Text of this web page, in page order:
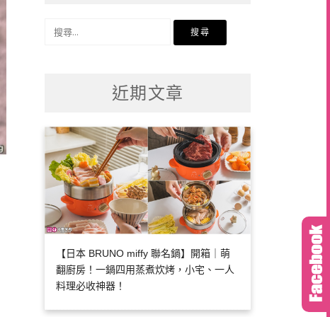
近期文章
【日本 BRUNO miffy 聯名鍋】開箱｜萌
翻廚房！一鍋四用蒸煮炊烤，小宅、一人
料理必收神器！